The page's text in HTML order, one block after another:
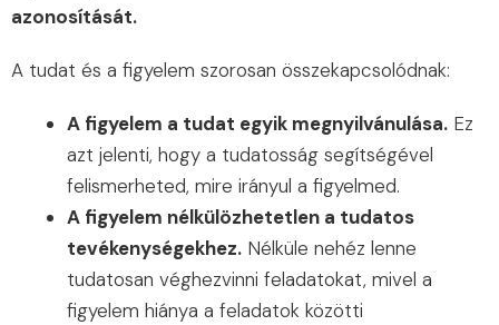
azonosítását.
A tudat és a figyelem szorosan összekapcsolódnak:
A figyelem a tudat egyik megnyilvánulása. Ez
azt jelenti, hogy a tudatosság segítségével
felismerheted, mire irányul a figyelmed.
A figyelem nélkülözhetetlen a tudatos
tevékenységekhez. Nélküle nehéz lenne
tudatosan véghezvinni feladatokat, mivel a
figyelem hiánya a feladatok közötti